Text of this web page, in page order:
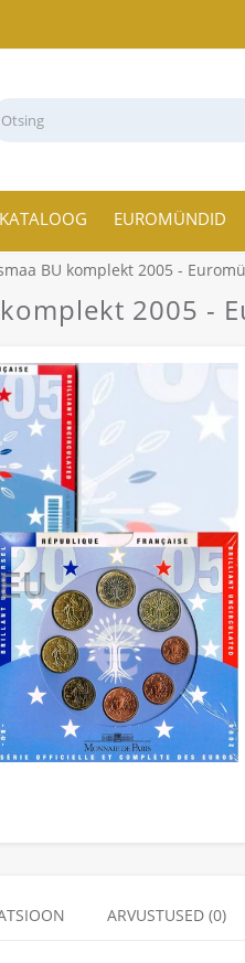
KATALOOG EUROMÜNDID
BU komplekt 2005 -
2005 -
ARVUSTUSED (0)